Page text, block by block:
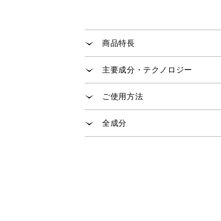
商品特長
毛髪補修と頭皮環境に着目し、
きしみ・絡まりを感じないなめ
※1:年齢に応じたケア ※2:オオバナサルスベリ葉
主要成分・テクノロジー
ご使用方法
全成分
Ａ、ラウリン酸ポリグリセリル-１
ン酸ＴＥＡ、硫酸Ｎａ、サリチル